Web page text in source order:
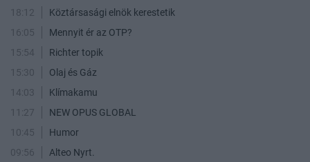
18:12
Köztársasági elnök kerestetik
16:05
Mennyit ér az OTP?
15:54
Richter topik
15:30
Olaj és Gáz
14:03
Klímakamu
11:27
NEW OPUS GLOBAL
10:45
Humor
09:56
Alteo Nyrt.